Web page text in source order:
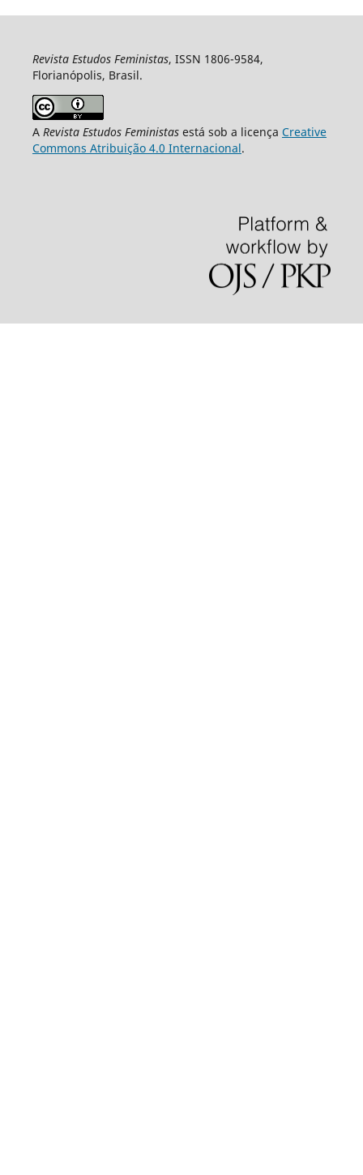
Revista Estudos Feministas, ISSN 1806-9584,
Florianópolis, Brasil.
A Revista Estudos Feministasestá sob a licença Creative
Commons Atribuição 4.0 Internacional.